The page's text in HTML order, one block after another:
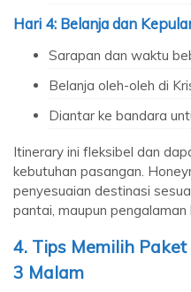
Hari 4: Belanja dan
Sarapan dan waktu
Belanja oleh-oleh di
Diantar ke bandara
Itinerary ini fleksibel dan
kebutuhan pasangan.
penyesuaian destinasi
pantai, maupun pengalaman
4. Tips Memilih
3 Malam